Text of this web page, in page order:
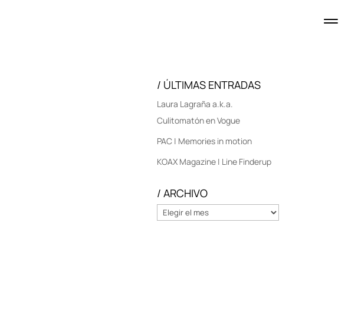
/ ÚLTIMAS ENTRADAS
Laura Lagraña a.k.a.
Culitomatón en Vogue
PAC | Memories in motion
KOAX Magazine | Line Finderup
/ ARCHIVO